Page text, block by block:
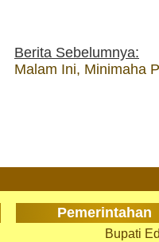
Berita Sebelumnya:
Malam Ini, Minimaha
Pemerintahan
Bupati